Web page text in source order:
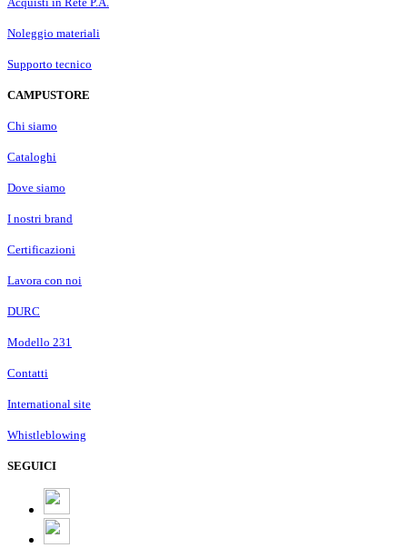
Noleggio materiali
Supporto tecnico
CAMPUSTORE
Chi siamo
Cataloghi
Dove siamo
I nostri brand
Certificazioni
Lavora con noi
DURC
Modello 231
Contatti
International site
Whistleblowing
SEGUICI